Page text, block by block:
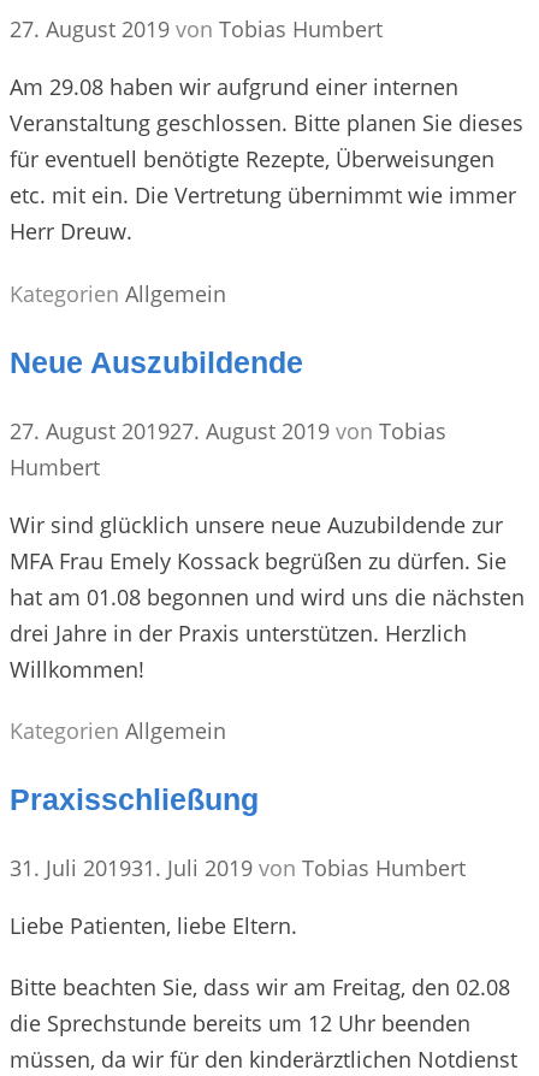
27. August 2019 von Tobias Humbert
Am 29.08 haben wir aufgrund einer internen
Veranstaltung geschlossen. Bitte planen Sie dieses
für eventuell benötigte Rezepte, Überweisungen
etc. mit ein. Die Vertretung übernimmt wie immer
Herr Dreuw.
Kategorien Allgemein
Neue Auszubildende
27. August 201927. August 2019 von Tobias
Humbert
Wir sind glücklich unsere neue Auzubildende zur
MFA Frau Emely Kossack begrüßen zu dürfen. Sie
hat am 01.08 begonnen und wird uns die nächsten
drei Jahre in der Praxis unterstützen. Herzlich
Willkommen!
Kategorien Allgemein
Praxisschließung
31. Juli 201931. Juli 2019 von Tobias Humbert
Liebe Patienten, liebe Eltern.
Bitte beachten Sie, dass wir am Freitag, den 02.08
die Sprechstunde bereits um 12 Uhr beenden
müssen, da wir für den kinderärztlichen Notdienst